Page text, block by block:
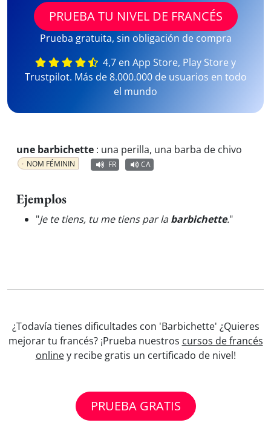
PRUEBA TU NIVEL DE FRANCÉS
Prueba gratuita, sin obligación de compra
4,7 en App Store, Play Store y
Trustpilot. Más de 8.000.000 de usuarios en todo
el mundo
une barbichette : una perilla, una barba de chivo
NOM FÉMININ FR CA
Ejemplos
"Je te tiens, tu me tiens par labarbichette."
¿Todavía tienes dificultades con 'Barbichette' ¿Quieres
mejorar tu francés? ¡Prueba nuestros cursos de francés
onliney recibe gratis un certificado de nivel!
PRUEBA GRATIS